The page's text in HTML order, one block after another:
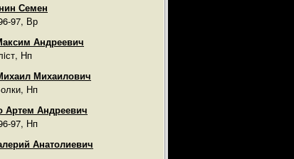
Семен
97, Вр
Андреевич
Нп
Михаилович
Нп
Артем Андреевич
97, Нп
Анатолиевич